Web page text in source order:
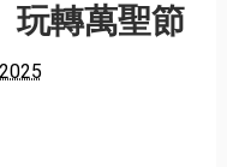
玩轉萬聖節